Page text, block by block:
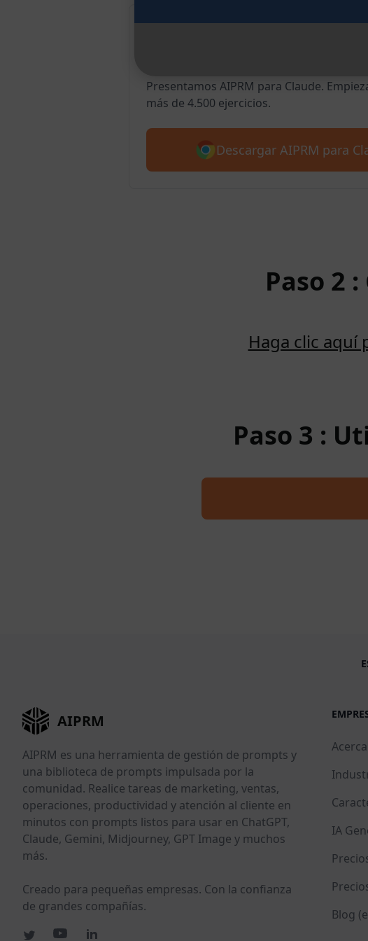
Presentamos AIPRM para Claude.
más de 4.500 ejercicios.
Descargar AIPRM para
Paso 2
Haga clic aquí
Paso 3 :
AIPRM
AIPRM es una herramienta de gestión de prompts y
una biblioteca de prompts impulsada por la
comunidad. Realice tareas de marketing, ventas,
operaciones, productividad y atención al cliente en
minutos con prompts listos para usar en ChatGPT,
Claude, Gemini, Midjourney, GPT Image y muchos
más.
Creado para pequeñas empresas. Con la confianza
de grandes compañías.
IA
Blog